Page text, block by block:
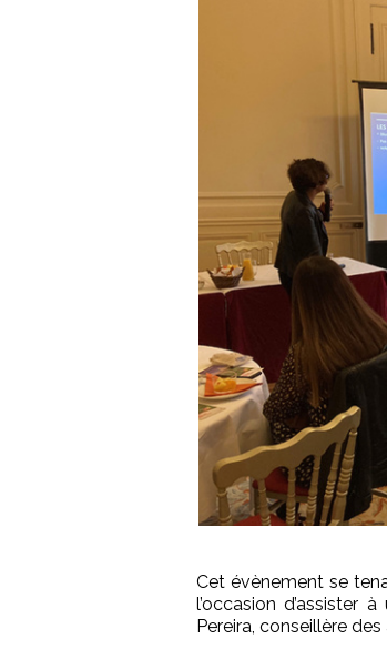
Cet évènement se
l’occasion d’assister
Pereira, conseillère